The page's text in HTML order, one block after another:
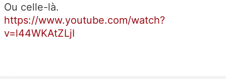
Ou celle-là.
https://www.youtube.com/watch?
v=l44WKAtZLjI